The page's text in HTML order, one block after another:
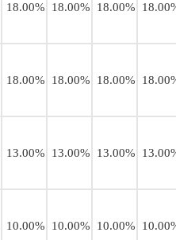
18.00% 18.00% 18.00%
18.00% 18.00% 18.00%
13.00% 13.00% 13.00%
10.00% 10.00% 10.00%